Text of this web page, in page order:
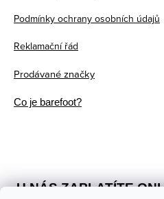
Podmínky ochrany osobních údajů
Reklamační řád
Prodávané značky
Co je barefoot?
U NÁS ZAPLATÍTE